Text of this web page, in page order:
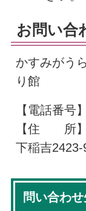
お問い合
かすみがう
り館
【電話番号
【住 所】
下稲吉2423-
問い合わ